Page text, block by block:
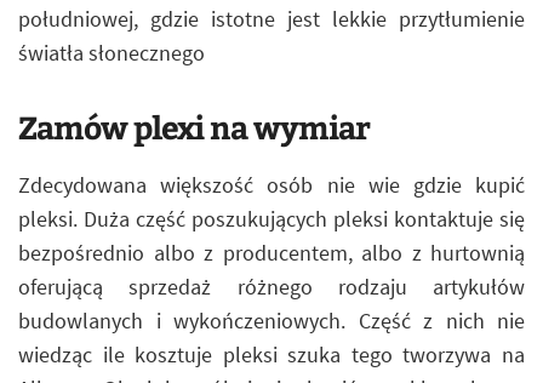
południowej, gdzie istotne jest lekkie przytłumienie
światła słonecznego
Zamów plexi na wymiar
Zdecydowana większość osób nie wie gdzie kupić
pleksi. Duża część poszukujących pleksi kontaktuje się
bezpośrednio albo z producentem, albo z hurtownią
oferującą sprzedaż różnego rodzaju artykułów
budowlanych i wykończeniowych. Część z nich nie
wiedząc ile kosztuje pleksi szuka tego tworzywa na